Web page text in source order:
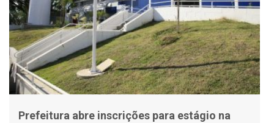
Prefeitura abre inscrições para estágio na